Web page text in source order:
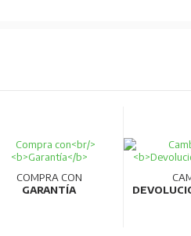
COMPRA CON
GARANTÍA